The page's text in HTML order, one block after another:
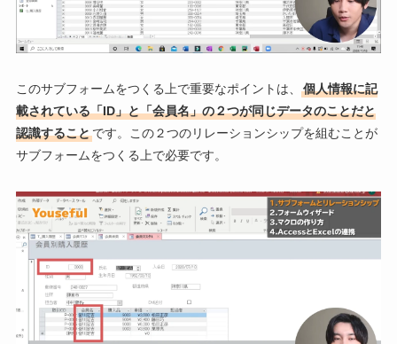
このサブフォームをつくる上で重要なポイントは、
個人情報に記
載されている「ID」と「会員名」の２つが同じデータのことだと
認識することです。この２つのリレーションシップを組むことが
サブフォームをつくる上で必要です。